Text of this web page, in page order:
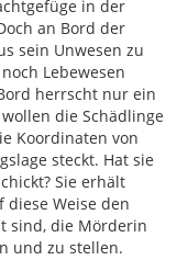
in der
an Bord der
sein Unwesen zu
Lebewesen
herrscht nur ein
die Schädlinge
Koordinaten von
steckt. Hat sie
Sie erhält
Weise den
sind, die Mörderin
und zu stellen.